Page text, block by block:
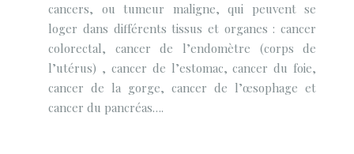
cancers, ou tumeur maligne, qui peuvent se
loger dans différents tissus et organes : cancer
colorectal, cancer de l’endomètre (corps de
l’utérus) , cancer de l’estomac, cancer du foie,
cancer de la gorge, cancer de l’œsophage et
cancer du pancréas….